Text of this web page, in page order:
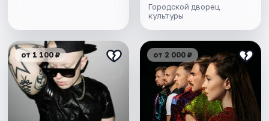
Городской дворец
культуры
от 1 100 ₽ от 2 000 ₽